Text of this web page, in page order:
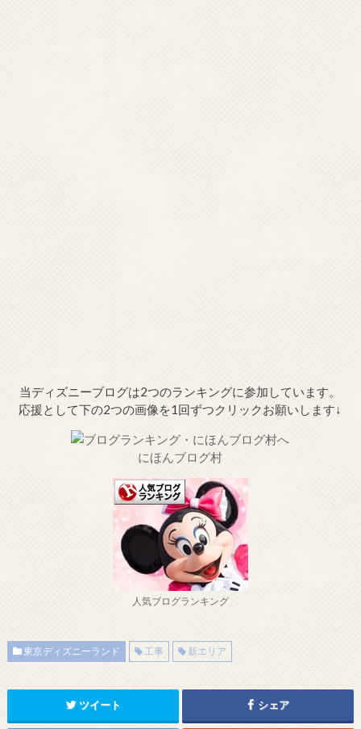
当ディズニーブログは2つのランキングに参加しています。
応援として下の2つの画像を1回ずつクリックお願いします↓
にほんブログ村
人気ブログランキング
東京ディズニーランド 工事 新エリア
ツイート シェア